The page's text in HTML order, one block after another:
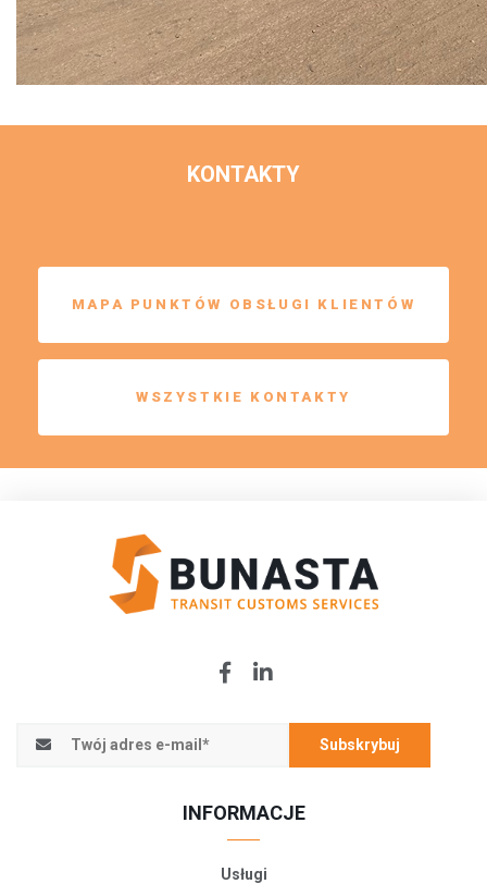
KONTAKTY
MAPA PUNKTÓW OBSŁUGI KLIENTÓW
WSZYSTKIE KONTAKTY
Subskrybuj
INFORMACJE
Usługi